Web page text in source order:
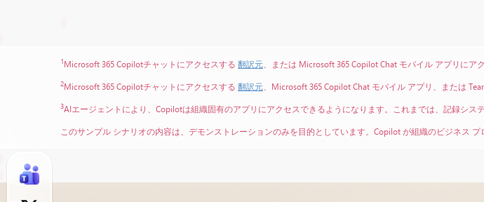
1Microsoft 365 Copilotチャットにアクセスする 翻訳元 、または Microsoft 365 Copilot Chat モバイル アプリにア
2Microsoft 365 Copilotチャットにアクセスする 翻訳元 、Microsoft 365 Copilot Chat モバイル アプリ、または
3AIエージェントにより、Copilotは組織固有のアプリにアクセスできるようになります。これまでは、記録シス
このサンプル シナリオの内容は、デモンストレーションのみを目的としています。Copilot が組織のビジネス